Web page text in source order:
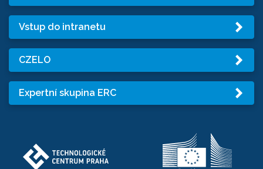
Vstup do intranetu
CZELO
Expertní skupina ERC